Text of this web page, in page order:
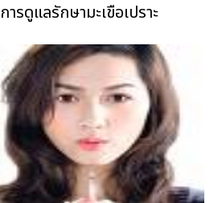
ารดูแลรักษามะเขือเปราะ